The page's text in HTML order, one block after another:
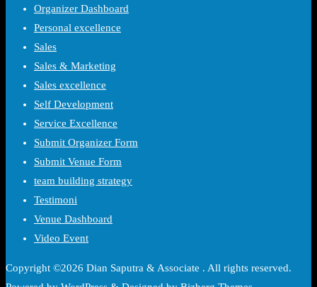
Organizer Dashboard
Personal excellence
Sales
Sales & Marketing
Sales excellence
Self Development
Service Excellence
Submit Organizer Form
Submit Venue Form
team building strategy
Testimoni
Venue Dashboard
Video Event
Copyright ©2026 Dian Saputra & Associate . All rights reserved.